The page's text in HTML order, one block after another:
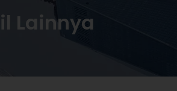
Lainnya